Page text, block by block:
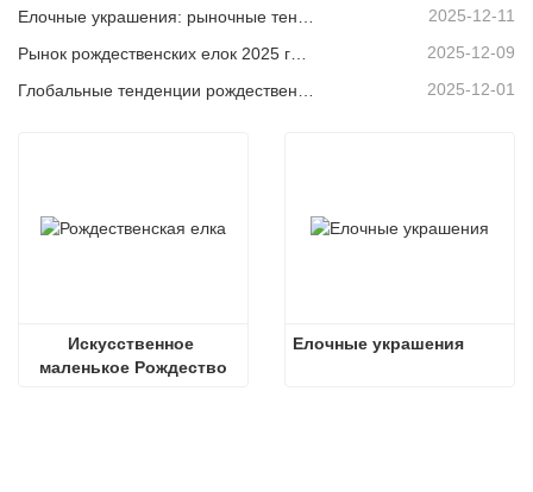
2025-12-11
2025-12-09
Глобальные тенденции рождественского декора и почему Christmas Queen продолжает лидировать на рынке 2025-12-01
Искусственное
маленькое Рождество
Елочные украшения